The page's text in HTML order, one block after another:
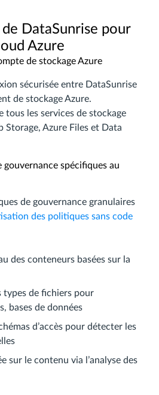
DataSunrise pour
Azure
de stockage Azure
sécurisée entre DataSunrise
de stockage Azure.
tous les services de stockage
Storage, Azure Files et Data
gouvernance spécifiques au
de gouvernance granulaires
des politiques sans code
des conteneurs basées sur la
types de fichiers pour
bases de données
d’accès pour détecter les
sur le contenu via l’analyse des